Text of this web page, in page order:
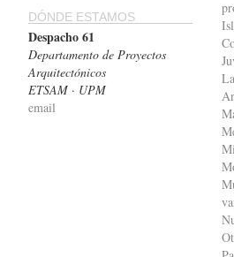
DÓNDE ESTAMOS
Despacho 61
Departamento de Proyectos
Arquitectónicos
ETSAM · UPM
email